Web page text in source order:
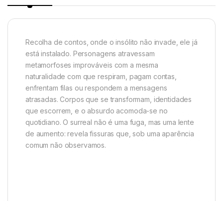
Recolha de contos, onde o insólito não invade, ele já
está instalado. Personagens atravessam
metamorfoses improváveis com a mesma
naturalidade com que respiram, pagam contas,
enfrentam filas ou respondem a mensagens
atrasadas. Corpos que se transformam, identidades
que escorrem, e o absurdo acomoda-se no
quotidiano. O surreal não é uma fuga, mas uma lente
de aumento: revela fissuras que, sob uma aparência
comum não observamos.